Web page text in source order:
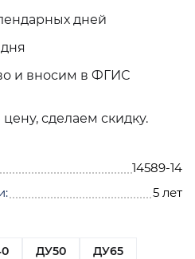
дней
и вносим в ФГИС
сделаем скидку.
14589-14
5 лет
ДУ50
ДУ65